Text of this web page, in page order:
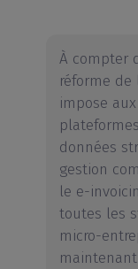
À compter
réforme
impose
données
gestion
le e-
toutes les
micro-